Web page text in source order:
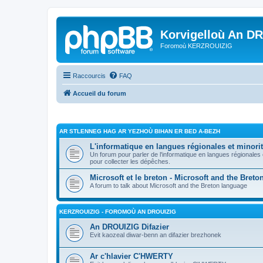
Korvigelloù An
Foromoù KERZROUIZIG
Raccourcis FAQ
Accueil du forum
AR STLENNEG HAG AR YEZHOÙ BIHAN ER BED A-BEZH
L'informatique en langues régionales et
Un forum pour parler de l'informatique en langues
pour collecter les dépêches.
Microsoft et le breton - Microsoft and the
A forum to talk about Microsoft and the Breton language
KERZROUIZIG - FOROMOÙ AN DROUIZIG
An DROUIZIG Difazier
Evit kaozeal diwar-benn an difazier brezhonek
Ar c'hlavier C'HWERTY